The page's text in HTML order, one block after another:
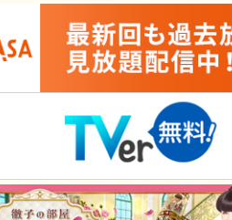
月19日（火）放送予定でした『市
3月13日
20日（金・祝）ゴールデン放送
りくりゅうペア”が「徹子の部屋
年2月11日
子の部屋50周年！めでたすぎで
よる8時から放送！